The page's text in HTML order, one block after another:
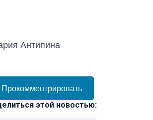
Антипина
Прокомментрировать
этой новостью: